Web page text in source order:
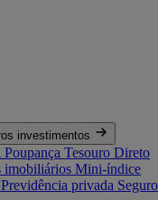
investimentos
Poupança Tesouro Direto
imobiliários Mini-índice
Previdência privada